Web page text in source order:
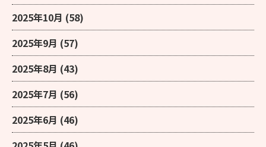
2025年10月 (58)
2025年9月 (57)
2025年8月 (43)
2025年7月 (56)
2025年6月 (46)